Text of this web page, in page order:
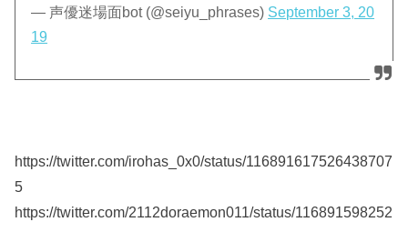
— 声優迷場面bot (@seiyu_phrases) September 3, 20
19
https://twitter.com/irohas_0x0/status/116891617526438707
5
https://twitter.com/2112doraemon011/status/116891598252